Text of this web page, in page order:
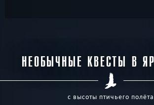
НЕОБЫЧНЫЕ КВЕСТЫ В
с высоты птичьего полёта